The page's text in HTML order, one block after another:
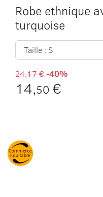
Robe ethnique
turquoise
24,17 €-40%
14,50 €